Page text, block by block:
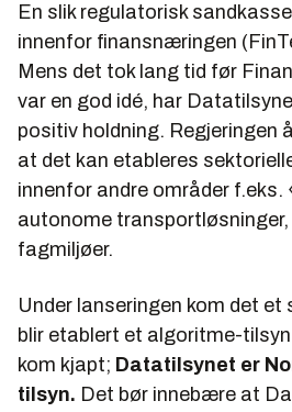
En slik regulatorisk
innenfor finansnæringen
Mens det tok lang tid før
var en god idé, har
positiv holdning. Regjeringen
at det kan etableres
innenfor andre områder f.eks.
autonome
fagmiljøer.
Under lanseringen kom det et
blir etablert et algoritme-
kom kjapt; Datatilsynet er
tilsyn. Det bør innebære at